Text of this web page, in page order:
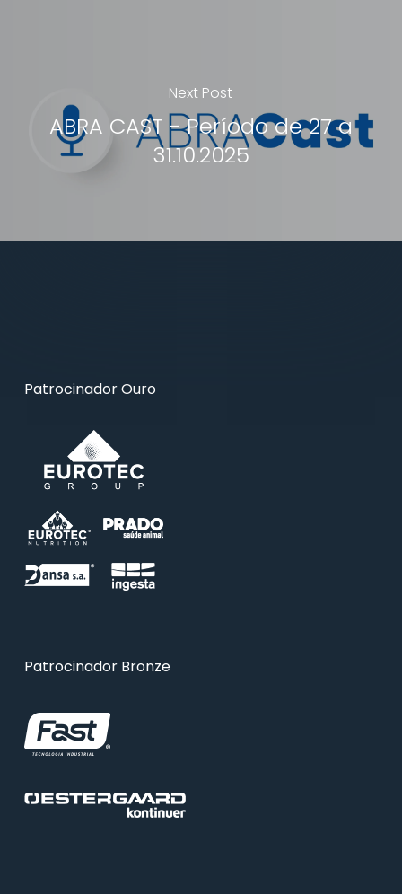
Next Post
ABRA CAST - Período de 27 a
31.10.2025
Patrocinador Ouro
Patrocinador Bronze